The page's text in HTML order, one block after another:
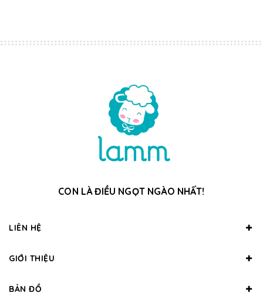
CON LÀ ĐIỀU NGỌT NGÀO NHẤT!
LIÊN HỆ
GIỚI THIỆU
BẢN ĐỒ